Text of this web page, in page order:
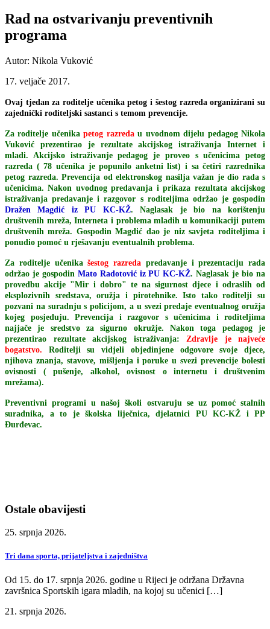
Rad na ostvarivanju preventivnih
programa
Autor: Nikola Vuković
17. veljače 2017.
Ovaj tjedan za roditelje učenika petog i šestog razreda organizirani su
zajednički roditeljski sastanci s temom prevencije.
Za roditelje učenikapetog razredau uvodnom dijelu pedagog Nikola
Vuković prezentirao je rezultate akcijskog istraživanja Internet i
mladi. Akcijsko istraživanje pedagog je proveo s učenicima petog
razreda ( 78 učenika je popunilo anketni list) i sa četiri razrednika
petog razreda. Prevencija od elektronskog nasilja važan je dio rada s
učenicima. Nakon uvodnog predavanja i prikaza rezultata akcijskog
istraživanja predavanje i razgovor s roditeljima održao je gospodin
Dražen Magdić iz PU KC-KŽ. Naglasak je bio na korištenju
društvenih mreža, Interneta i problema mladih u komunikaciji putem
društvenih mreža. Gospodin Magdić dao je niz savjeta roditeljima i
ponudio pomoć u rješavanju eventualnih problema.
Za roditelje učenikašestog razreda predavanje i prezentaciju rada
održao je gospodin Mato Radotović iz PU KC-KŽ. Naglasak je bio na
provedbu akcije "Mir i dobro" te na sigurnost djece i odraslih od
eksplozivnih sredstava, oružja i pirotehnike. Isto tako roditelji su
pozvani na suradnju s policijom, a u svezi predaje eventualnog oružja
kojeg posjeduju. Prevencija i razgovor s učenicima i roditeljima
najjače je sredstvo za sigurno okružje. Nakon toga pedagog je
prezentirao rezultate akcijskog istraživanja: Zdravlje je najveće
bogatstvo. Roditelji su vidjeli objedinjene odgovore svoje djece,
njihova znanja, stavove, mišljenja i poruke u svezi prevencije bolesti
ovisnosti ( pušenje, alkohol, ovisnost o internetu i društvenim
mrežama).
Preventivni programi u našoj školi ostvaruju se uz pomoć stalnih
suradnika, a to je školska liječnica, djelatnici PU KC-KŽ i PP
Đurđevac.
Ostale obavijesti
25. srpnja 2026.
Tri dana sporta, prijateljstva i zajedništva
Od 15. do 17. srpnja 2026. godine u Rijeci je održana Državna
završnica Sportskih igara mladih, na kojoj su učenici […]
21. srpnja 2026.